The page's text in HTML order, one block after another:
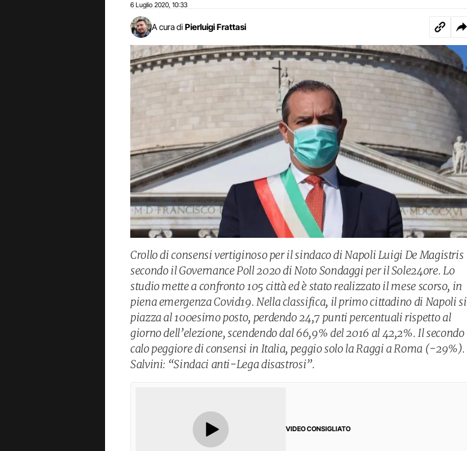
6 Luglio 2020 10:33
A cura di Pierluigi Frattasi
Crollo di consensi vertiginoso per il sindaco di Napoli Luigi De Magistris
secondo il Governance Poll 2020 di Noto Sondaggi per il Sole24ore. Lo
studio mette a confronto 105 città ed è stato realizzato il mese scorso, in
piena emergenza Covid19. Nella classifica, il primo cittadino di Napoli si
piazza al 100esimo posto, perdendo 24,7 punti percentuali rispetto al
giorno dell’elezione, scendendo dal 66,9% del 2016 al 42,2%. Il secondo
calo peggiore di consensi in Italia, peggio solo la Raggi a Roma (-29%).
Salvini: “Sindaci anti-Lega disastrosi”.
VIDEO CONSIGLIATO